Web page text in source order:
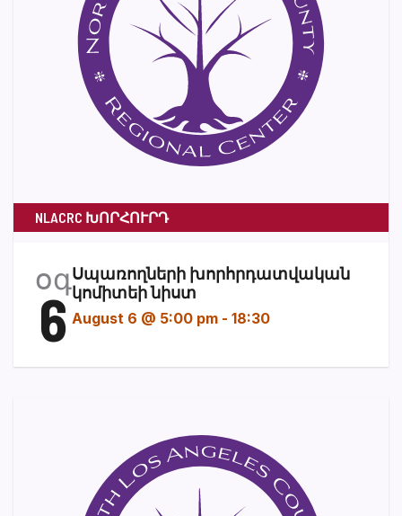
NLACRC ԽՈՐՀՈՒՐԴ
օգ
6
Սպառողների խորհրդատվական
կոմիտեի նիստ
August 6 @ 5:00 pm - 18:30